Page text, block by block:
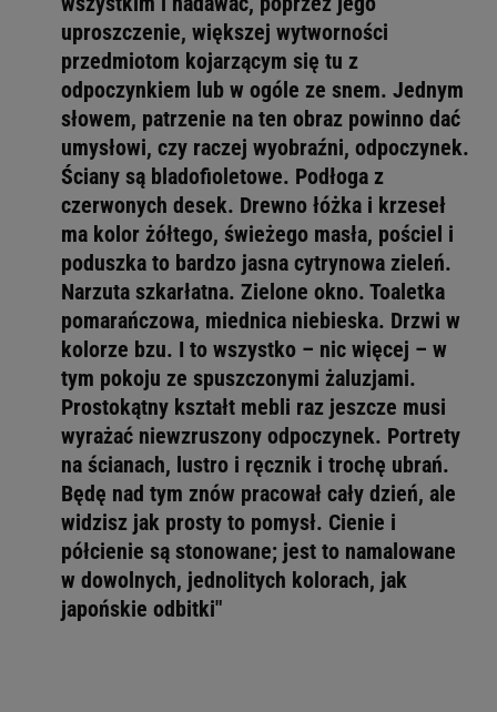
uproszczenie, większej wytworności
przedmiotom kojarzącym się tu z
odpoczynkiem lub w ogóle ze snem. Jednym
słowem, patrzenie na ten obraz powinno dać
umysłowi, czy raczej wyobraźni, odpoczynek.
Ściany są bladofioletowe. Podłoga z
czerwonych desek. Drewno łóżka i krzeseł
ma kolor żółtego, świeżego masła, pościel i
poduszka to bardzo jasna cytrynowa zieleń.
Narzuta szkarłatna. Zielone okno. Toaletka
pomarańczowa, miednica niebieska. Drzwi w
kolorze bzu. I to wszystko – nic więcej – w
tym pokoju ze spuszczonymi żaluzjami.
Prostokątny kształt mebli raz jeszcze musi
wyrażać niewzruszony odpoczynek. Portrety
na ścianach, lustro i ręcznik i trochę ubrań.
Będę nad tym znów pracował cały dzień, ale
widzisz jak prosty to pomysł. Cienie i
półcienie są stonowane; jest to namalowane
w dowolnych, jednolitych kolorach, jak
japońskie odbitki"